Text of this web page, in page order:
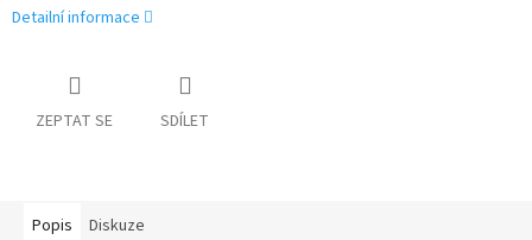
Detailní informace
ZEPTAT SE SDÍLET
Popis Diskuze